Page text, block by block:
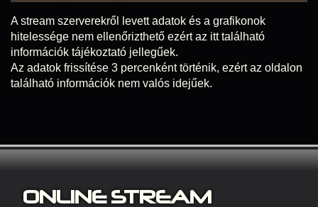
A stream szerverekről levett adatok és a grafikonok
hitelessége nem ellenőrizthető ezért az itt található
információk tájékoztató jellegűek.
Az adatok frissítése 3 percenként történik, ezért az oldalon
található információk nem valós idejűek.
ONLINE STREAM